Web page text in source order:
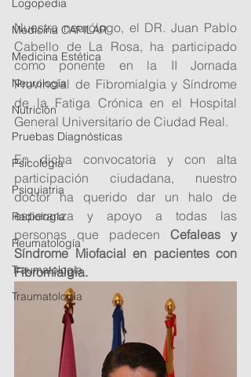
Logopedia
Medicina CAPILAR
Medicina Estética
Neurología
Nutrición
Pruebas Diagnósticas
Psicología
Psiquiatria
Radiología
Reumatología
Traumatología
Traumatologia
Nuestro neurólogo, el DR. Juan Pablo
Cabello de La Rosa, ha participado
como ponente en la II Jornada
Provincial de Fibromialgia y Síndrome
de la Fatiga Crónica en el Hospital
General Universitario de Ciudad Real.
En dicha convocatoria y con alta
participación ciudadana, nuestro
doctor ha querido dar un halo de
esperanza y apoyo a todas las
personas que padecen Cefaleas y
Síndrome Miofacial en pacientes con
Fibromialgia.